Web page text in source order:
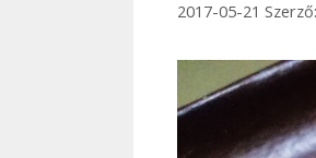
2017-05-21 Szerző: